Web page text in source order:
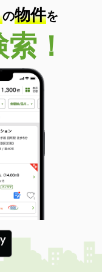
の物件を
！